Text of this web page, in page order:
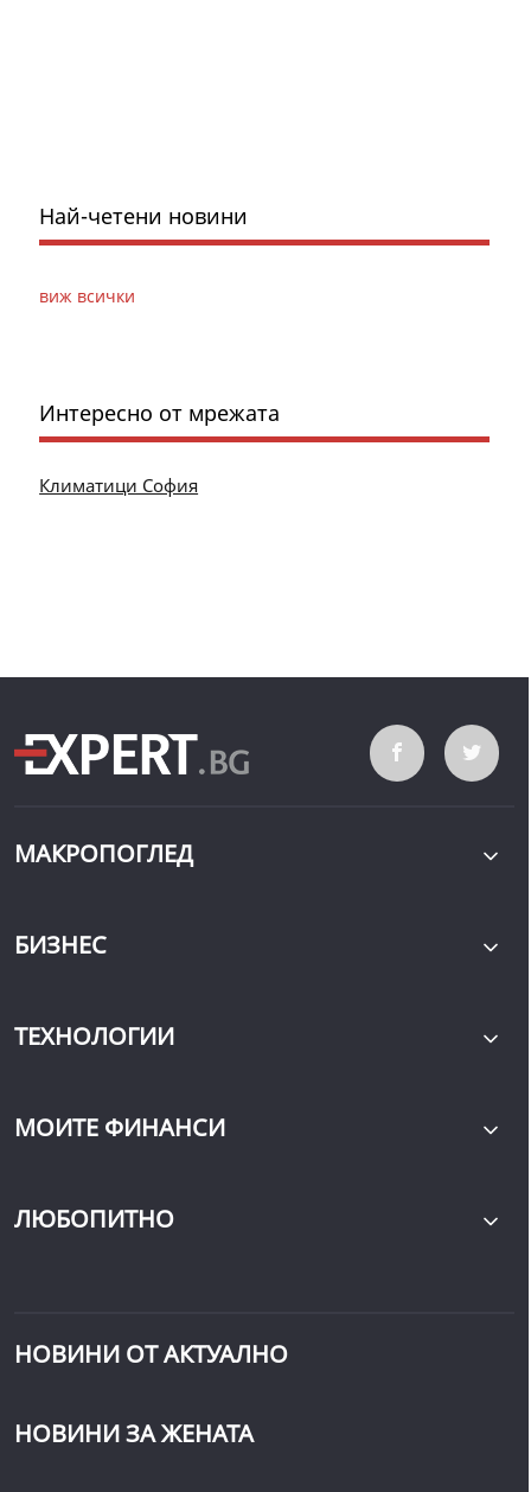
Най-четени новини
виж всички
Интересно от мрежата
Климатици София
МАКРОПОГЛЕД
БИЗНЕС
ТЕХНОЛОГИИ
МОИТЕ ФИНАНСИ
ЛЮБОПИТНО
НОВИНИ ОТ АКТУАЛНО
НОВИНИ ЗА ЖЕНАТА